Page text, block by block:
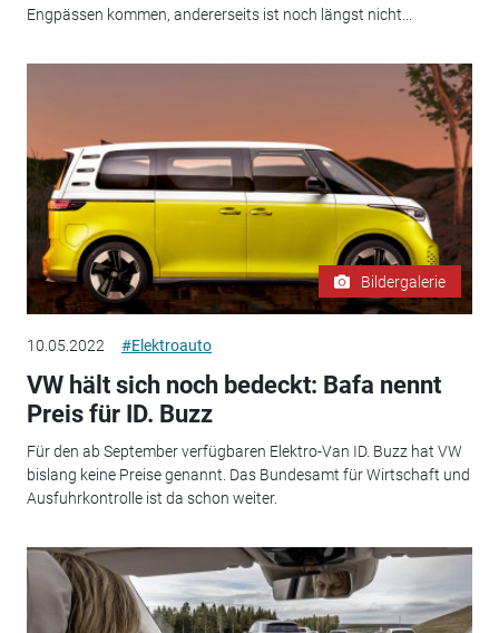
Engpässen kommen, andererseits ist noch längst nicht...
Bildergalerie
10.05.2022 #Elektroauto
VW hält sich noch bedeckt: Bafa nennt
Preis für ID. Buzz
Für den ab September verfügbaren Elektro-Van ID. Buzz hat VW
bislang keine Preise genannt. Das Bundesamt für Wirtschaft und
Ausfuhrkontrolle ist da schon weiter.